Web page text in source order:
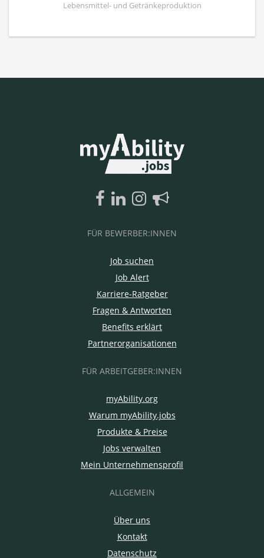
Lebensmittel- und Getränkeproduktion
FÜR BEWERBER:INNEN
Job suchen
Job Alert
Karriere-Ratgeber
Fragen & Antworten
Benefits erklärt
Partnerorganisationen
FÜR ARBEITGEBER:INNEN
myAbility.org
Warum myAbility.jobs
Produkte & Preise
Jobs verwalten
Mein Unternehmensprofil
ALLGEMEIN
Über uns
Kontakt
Datenschutz